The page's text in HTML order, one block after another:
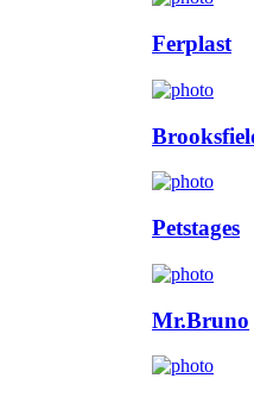
Ferplast
Petstages
Mr.Bruno